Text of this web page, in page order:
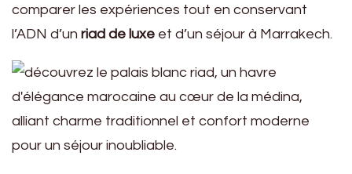
comparer les expériences tout en conservant
l’ADN d’un riad de luxe et d’un séjour à Marrakech.